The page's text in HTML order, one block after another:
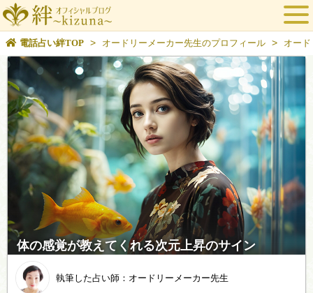
電話占い絆TOP > オードリーメーカー先生のプロフィール > オー
体の感覚が教えてくれる次元上昇のサイン
執筆した占い師：オードリーメーカー先生